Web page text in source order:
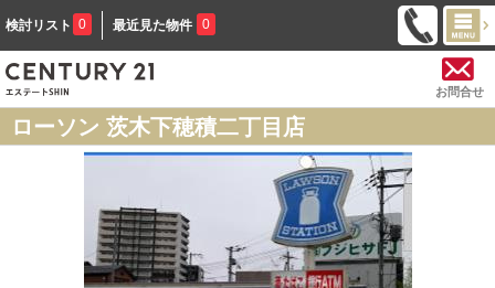
検討リスト 0 最近見た物件 0
お問合せ
ローソン 茨木下穂積二丁目店